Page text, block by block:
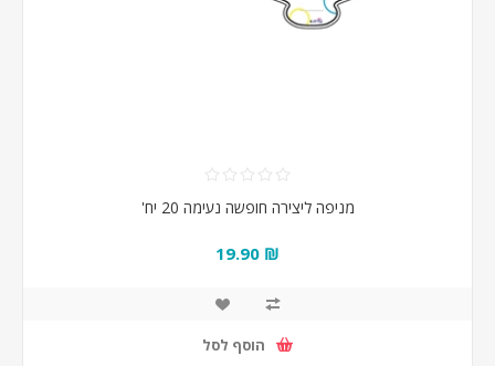
מניפה ליצירה חופשה נעימה 20 יח'
₪ 19.90
הוסף לסל